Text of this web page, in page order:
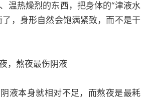
温热燥烈的东西，把身体的“津液水
了，身形自然会饱满紧致，而不是干
，熬夜最伤阴液
液本身就相对不足，而熬夜是最耗